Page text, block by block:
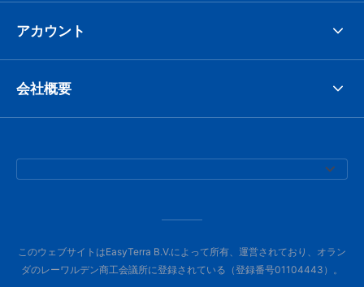
アカウント
会社概要
このウェブサイトはEasyTerra B.V.によって所有、運営されており、オラン
ダのレーワルデン商工会議所に登録されている（登録番号01104443）。